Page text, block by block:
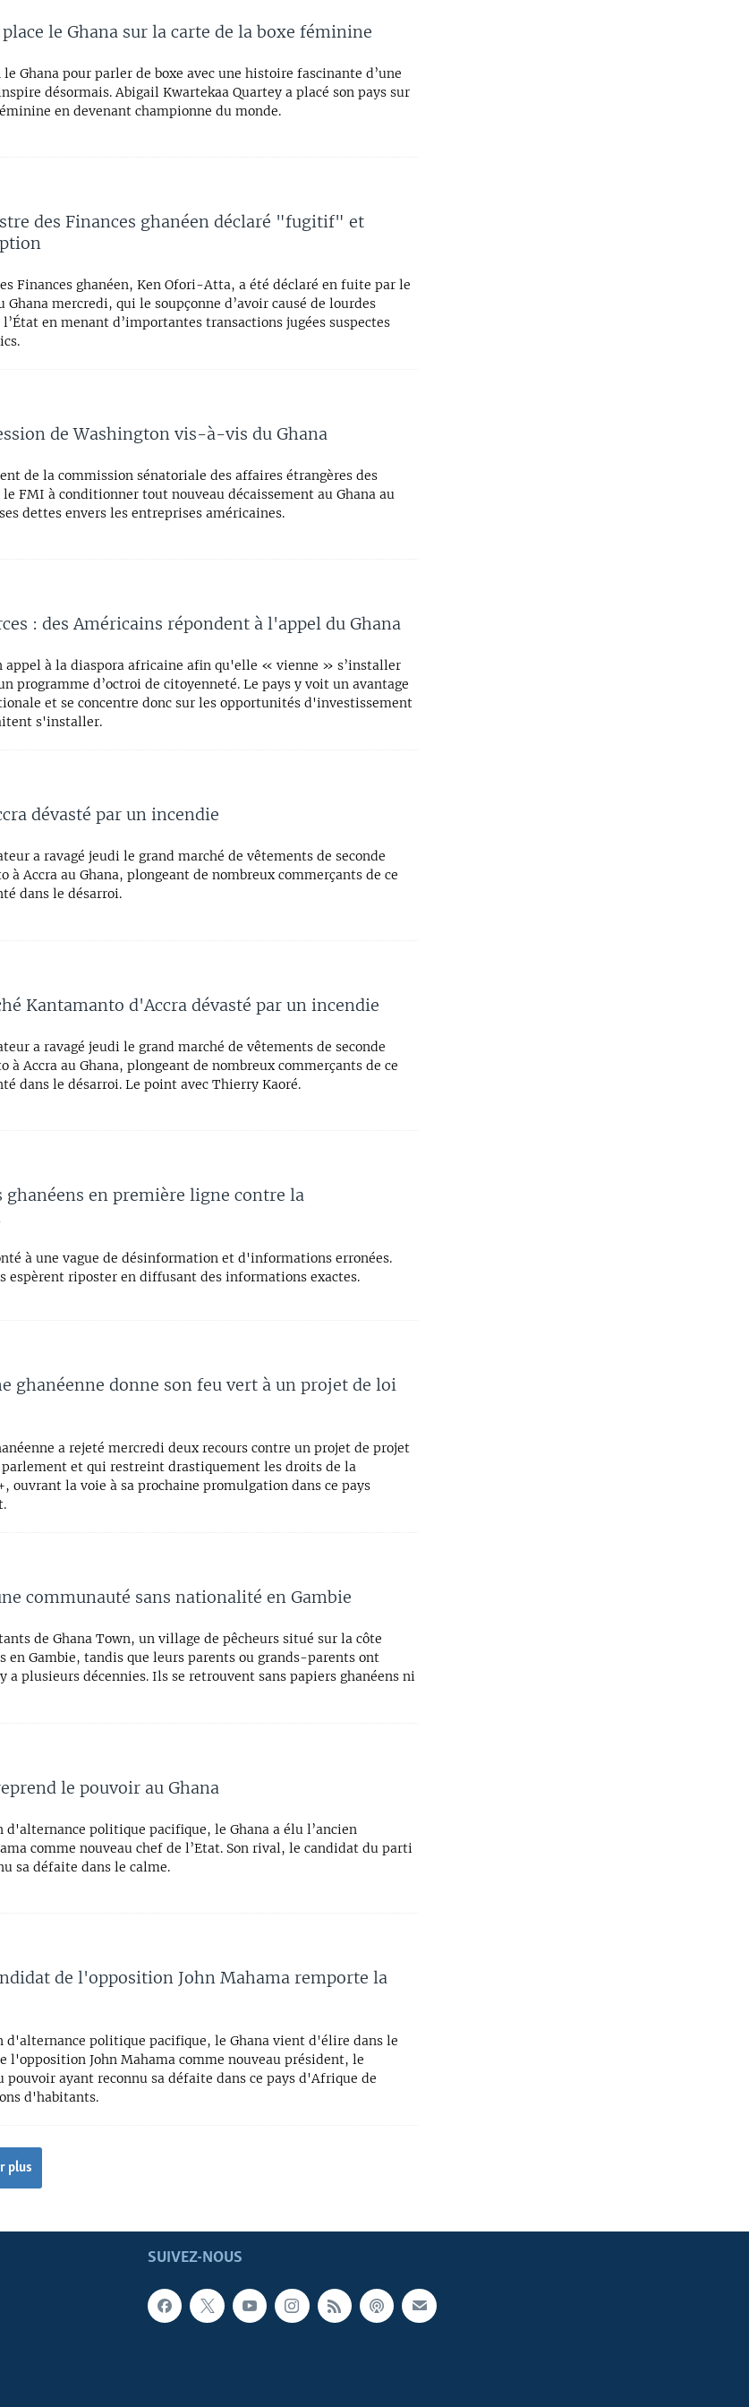
le Ghana sur la carte de la boxe féminine
Ghana pour parler de boxe avec une histoire fascinante d’une
désormais. Abigail Kwartekaa Quartey a placé son pays sur
en devenant championne du monde.
des Finances ghanéen déclaré "fugitif" et
Finances ghanéen, Ken Ofori-Atta, a été déclaré en fuite par le
Ghana mercredi, qui le soupçonne d’avoir causé de lourdes
en menant d’importantes transactions jugées suspectes
de Washington vis-à-vis du Ghana
de la commission sénatoriale des affaires étrangères des
FMI à conditionner tout nouveau décaissement au Ghana au
dettes envers les entreprises américaines.
: des Américains répondent à l'appel du Ghana
appel à la diaspora africaine afin qu'elle « vienne » s’installer
programme d’octroi de citoyenneté. Le pays y voit un avantage
et se concentre donc sur les opportunités d'investissement
s'installer.
dévasté par un incendie
a ravagé jeudi le grand marché de vêtements de seconde
à Accra au Ghana, plongeant de nombreux commerçants de ce
dans le désarroi.
Kantamanto d'Accra dévasté par un incendie
a ravagé jeudi le grand marché de vêtements de seconde
à Accra au Ghana, plongeant de nombreux commerçants de ce
dans le désarroi. Le point avec Thierry Kaoré.
ghanéens en première ligne contre la
à une vague de désinformation et d'informations erronées.
espèrent riposter en diffusant des informations exactes.
ghanéenne donne son feu vert à un projet de loi
a rejeté mercredi deux recours contre un projet de projet
et qui restreint drastiquement les droits de la
ouvrant la voie à sa prochaine promulgation dans ce pays
communauté sans nationalité en Gambie
de Ghana Town, un village de pêcheurs situé sur la côte
en Gambie, tandis que leurs parents ou grands-parents ont
a plusieurs décennies. Ils se retrouvent sans papiers ghanéens ni
le pouvoir au Ghana
politique pacifique, le Ghana a élu l’ancien
comme nouveau chef de l’Etat. Son rival, le candidat du parti
sa défaite dans le calme.
de l'opposition John Mahama remporte la
d'alternance politique pacifique, le Ghana vient d'élire dans le
l'opposition John Mahama comme nouveau président, le
ayant reconnu sa défaite dans ce pays d'Afrique de
d'habitants.
plus
SUIVEZ-NOUS